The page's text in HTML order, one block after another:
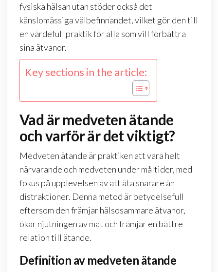
fysiska hälsan utan stöder också det
känslomässiga välbefinnandet, vilket gör den till
en värdefull praktik för alla som vill förbättra
sina ätvanor.
Key sections in the article:
Vad är medveten ätande
och varför är det viktigt?
Medveten ätande är praktiken att vara helt
närvarande och medveten under måltider, med
fokus på upplevelsen av att äta snarare än
distraktioner. Denna metod är betydelsefull
eftersom den främjar hälsosammare ätvanor,
ökar njutningen av mat och främjar en bättre
relation till ätande.
Definition av medveten ätande